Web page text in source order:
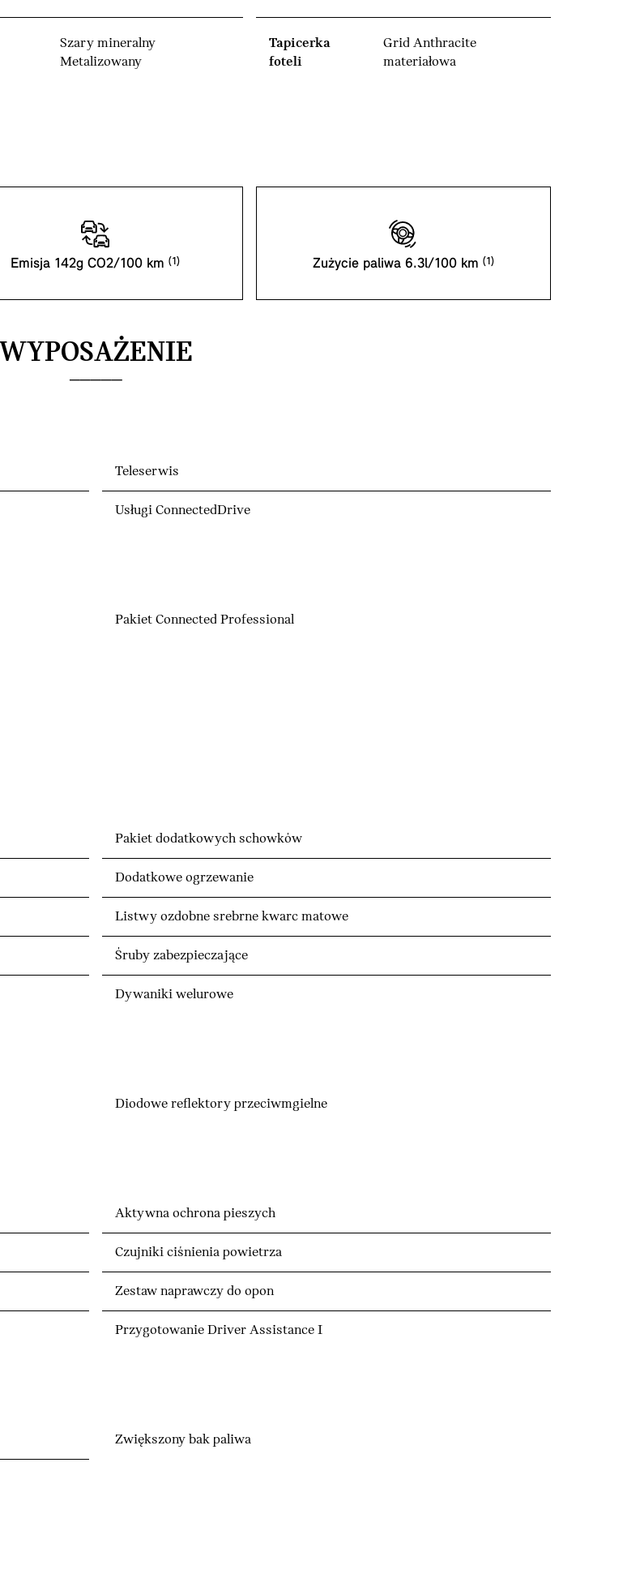
Szary mineralny
Metalizowany
Tapicerka
foteli
Grid Anthracite
materiałowa
Emisja 142g CO2/100 km Zużycie paliwa 6.3l/100 km
WYPOSAŻENIE
Teleserwis
Usługi ConnectedDrive
Pakiet Connected Professional
Pakiet dodatkowych schowków
Dodatkowe ogrzewanie
Listwy ozdobne srebrne kwarc matowe
Śruby zabezpieczające
Dywaniki welurowe
Diodowe reflektory przeciwmgielne
Aktywna ochrona pieszych
Czujniki ciśnienia powietrza
Zestaw naprawczy do opon
Przygotowanie Driver Assistance I
Zwiększony bak paliwa